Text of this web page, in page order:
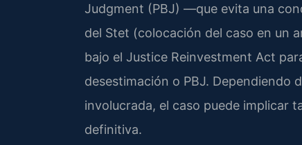
Judgment (PBJ) —que evita una
del Stet (colocación del caso en un
bajo el Justice Reinvestment Act
desestimación o PBJ. Dependiendo
involucrada, el caso puede implicar
definitiva.